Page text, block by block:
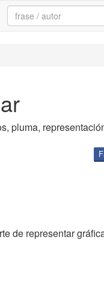
Search:
pluma,
de representar